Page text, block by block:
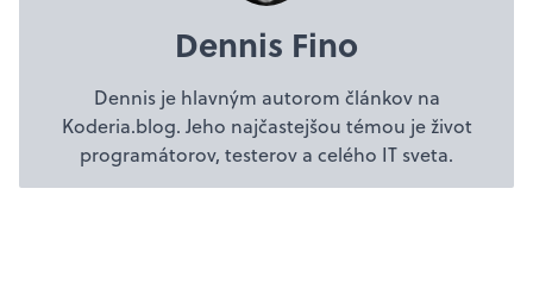
Dennis Fino
Dennis je hlavným autorom článkov na
Koderia.blog. Jeho najčastejšou témou je život
programátorov, testerov a celého IT sveta.